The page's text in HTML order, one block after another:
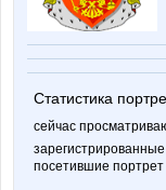
Статистика
сейчас
посетившие портрет